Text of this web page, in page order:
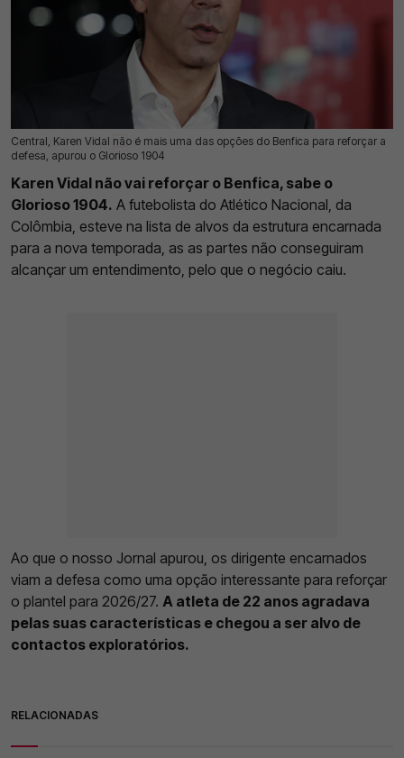
Central, Karen Vidal não é mais uma das opções do Benfica para reforçar a
defesa, apurou o Glorioso 1904
19 Jul 2026 | 03:00 | 0
Karen Vidal não vai reforçar o Benfica, sabe o
Glorioso 1904. A futebolista do Atlético Nacional, da
Colômbia, esteve na lista de alvos da estrutura encarnada
para a nova temporada, as as partes não conseguiram
alcançar um entendimento, pelo que o negócio caiu.
Ao que o nosso Jornal apurou, os dirigente encarnados
viam a defesa como uma opção interessante para reforçar
o plantel para 2026/27. A atleta de 22 anos agradava
pelas suas características e chegou a ser alvo de
contactos exploratórios.
RELACIONADAS